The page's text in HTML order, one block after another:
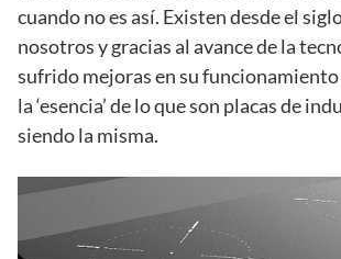
cuando no es así. Existen desde el
nosotros y gracias al avance de la
sufrido mejoras en su
la ‘esencia’ de lo que son placas de
siendo la misma.